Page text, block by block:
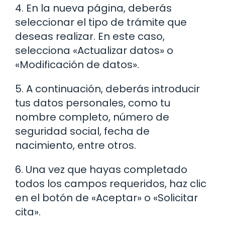
4. En la nueva página, deberás
seleccionar el tipo de trámite que
deseas realizar. En este caso,
selecciona «Actualizar datos» o
«Modificación de datos».
5. A continuación, deberás introducir
tus datos personales, como tu
nombre completo, número de
seguridad social, fecha de
nacimiento, entre otros.
6. Una vez que hayas completado
todos los campos requeridos, haz clic
en el botón de «Aceptar» o «Solicitar
cita».